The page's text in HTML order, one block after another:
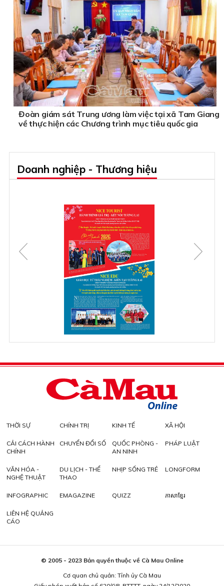
Đoàn giám sát Trung ương làm việc tại xã Tam Giang
về thực hiện các Chương trình mục tiêu quốc gia
Doanh nghiệp - Thương hiệu
THỜI SỰ CHÍNH TRỊ KINH TẾ XÃ HỘI
CẢI CÁCH HÀNH
CHÍNH
CHUYỂN ĐỔI SỐ
QUỐC PHÒNG -
AN NINH
PHÁP LUẬT
VĂN HÓA -
NGHỆ THUẬT
DU LỊCH - THỂ
THAO
NHỊP SỐNG TRẺ LONGFORM
INFOGRAPHIC EMAGAZINE QUIZZ ភាសាខ្មែរ
LIÊN HỆ QUẢNG
CÁO
© 2005 - 2023 Bản quyền thuộc về Cà Mau Online
Cơ quan chủ quản: Tỉnh ủy Cà Mau